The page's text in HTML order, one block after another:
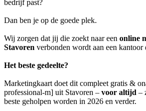
bedrijf past?
Dan ben je op de goede plek.
Wij zorgen dat jij die zoekt naar een online
Stavoren verbonden wordt aan een kantoor
Het beste gedeelte?
Marketingkaart doet dit compleet gratis &
professional-m] uit Stavoren – voor altijd –
beste geholpen worden in 2026 en verder.